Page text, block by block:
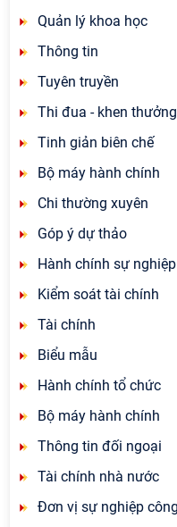
Quản lý khoa học
Thông tin
Tuyên truyền
Thi đua - khen thưởng
Tinh giản biên chế
Bộ máy hành chính
Chi thường xuyên
Góp ý dự thảo
Hành chính sự nghiệp
Kiểm soát tài chính
Tài chính
Biểu mẫu
Hành chính tổ chức
Bộ máy hành chính
Thông tin đối ngoại
Tài chính nhà nước
Đơn vị sự nghiệp